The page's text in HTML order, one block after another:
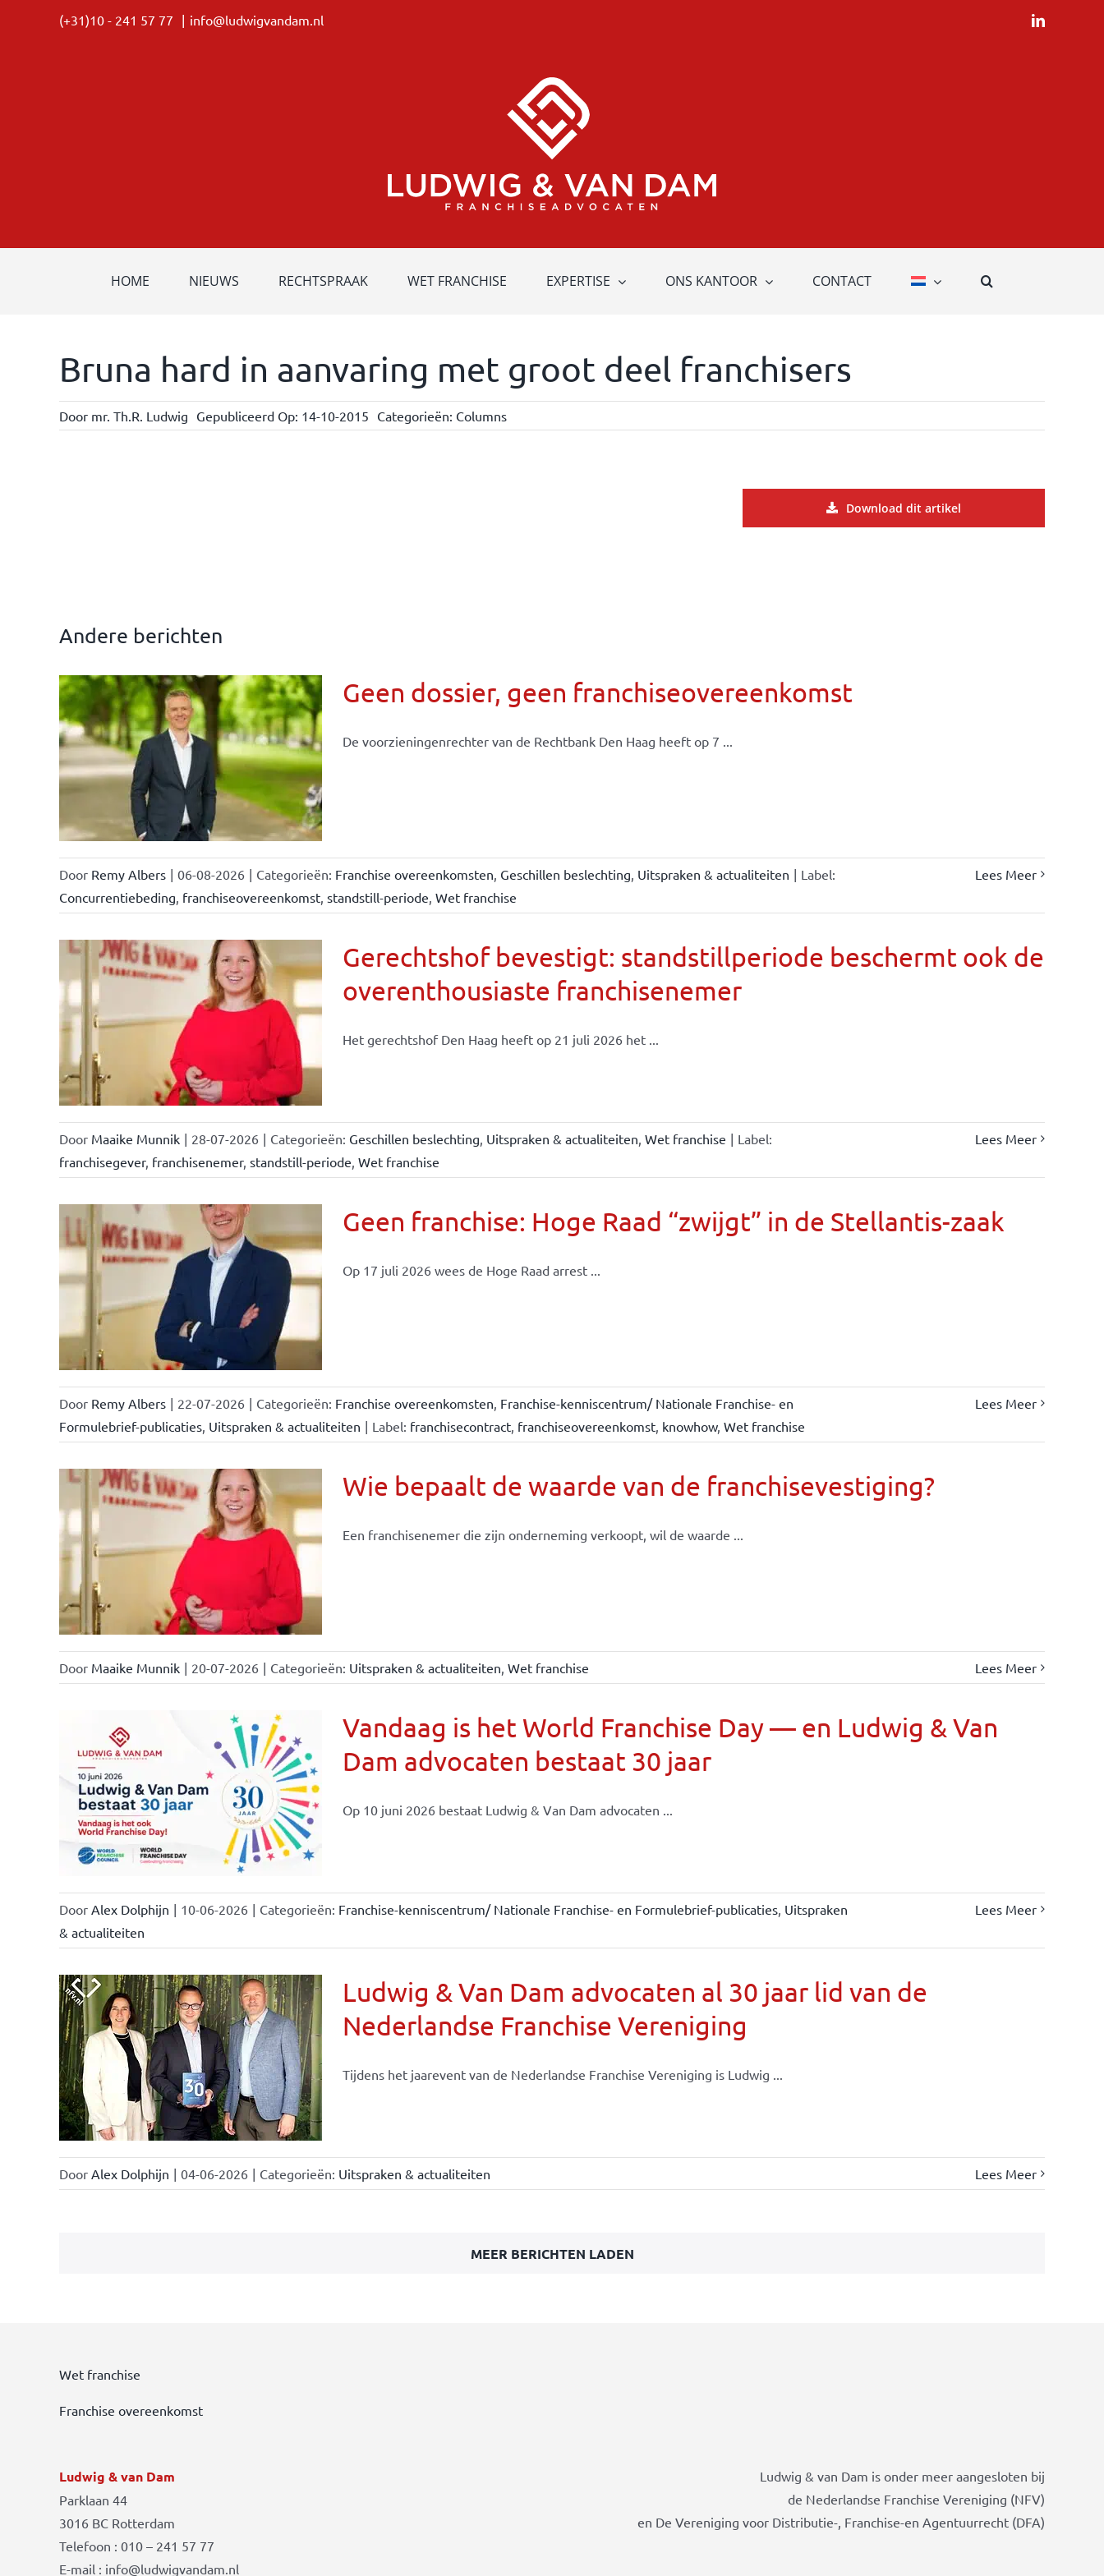
(+31)10 - 241 57 77 | info@ludwigvandam.nl LinkedIn
HOME NIEUWS RECHTSPRAAK WET FRANCHISE EXPERTISE ONS KANTOOR CONTACT
Bruna hard in aanvaring met groot deel franchisers
Door mr. Th.R. Ludwig Gepubliceerd Op: 14-10-2015 Categorieën: Columns
Download dit artikel
Andere berichten
Geen dossier, geen franchiseovereenkomst
De voorzieningenrechter van de Rechtbank Den Haag heeft op 7 ...
Door Remy Albers | 06-08-2026 | Categorieën: Franchise overeenkomsten Geschillen beslechting Uitspraken & actualiteiten | Label:
Concurrentiebeding franchiseovereenkomst, standstill-periode Wet franchise
Lees Meer
Gerechtshof bevestigt: standstillperiode beschermt ook de
overenthousiaste franchisenemer
Het gerechtshof Den Haag heeft op 21 juli 2026 het ...
Door Maaike Munnik | 28-07-2026 | Categorieën: Geschillen beslechting Uitspraken & actualiteiten Wet franchise | Label:
franchisegever, franchisenemer, standstill-periode Wet franchise
Lees Meer
Geen franchise: Hoge Raad “zwijgt” in de Stellantis-zaak
Op 17 juli 2026 wees de Hoge Raad arrest ...
Door Remy Albers | 22-07-2026 | Categorieën: Franchise overeenkomsten Franchise-kenniscentrum/ Nationale Franchise- en
Formulebrief-publicaties, Uitspraken & actualiteiten | Label: franchisecontract, franchiseovereenkomst, knowhow, Wet franchise
Lees Meer
Wie bepaalt de waarde van de franchisevestiging?
Een franchisenemer die zijn onderneming verkoopt, wil de waarde ...
Door Maaike Munnik | 20-07-2026 | Categorieën: Uitspraken & actualiteiten Wet franchise Lees Meer
Vandaag is het World Franchise Day — en Ludwig & Van
Dam advocaten bestaat 30 jaar
Op 10 juni 2026 bestaat Ludwig & Van Dam advocaten ...
Door Alex Dolphijn | 10-06-2026 | Categorieën: Franchise-kenniscentrum/ Nationale Franchise- en Formulebrief-publicaties, Uitspraken
& actualiteiten
Lees Meer
Ludwig & Van Dam advocaten al 30 jaar lid van de
Nederlandse Franchise Vereniging
Tijdens het jaarevent van de Nederlandse Franchise Vereniging is Ludwig ...
Door Alex Dolphijn | 04-06-2026 | Categorieën: Uitspraken & actualiteiten Lees Meer
MEER BERICHTEN LADEN
Wet franchise
Franchise overeenkomst
Ludwig & van Dam
Parklaan 44
3016 BC Rotterdam
Telefoon : 010 – 241 57 77
E-mail : info@ludwigvandam.nl
Ludwig & van Dam is onder meer aangesloten bij
de Nederlandse Franchise Vereniging (NFV)
en De Vereniging voor Distributie-, Franchise-en Agentuurrecht (DFA)